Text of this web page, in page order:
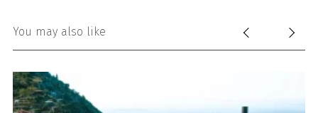
You may also like